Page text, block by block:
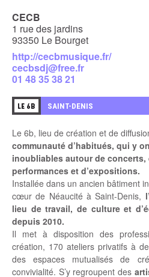
CECB
1 rue des jardins
93350 Le Bourget
http://cecbmusique.fr/
cecbsdj@free.fr
01 48 35 38 21
LE 6B SAINT-DENIS
Le 6b, lieu de création et de
communauté d’habitués, qui y
inoubliables autour de concerts,
performances et d’expositions.
Installée dans un ancien bâtiment
cœur de Néaucité à Saint-Denis,
lieu de travail, de culture et
depuis 2010.
Il met à disposition des
création, 170 ateliers privatifs à
des espaces mutualisés de
convivialité. S’y regroupent des